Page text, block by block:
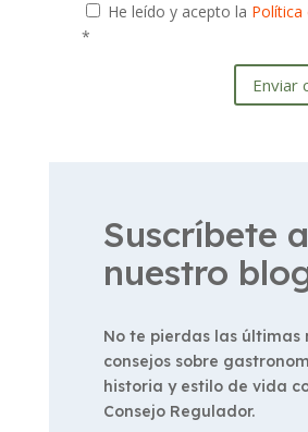
He leído y acepto la Política
*
Enviar
Suscríbete a
nuestro
No te pierdas las últimas
consejos sobre
historia y estilo de vida
Consejo Regulador.